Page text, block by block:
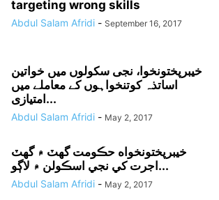
targeting wrong skills
Abdul Salam Afridi - September 16, 2017
خیبرپختونخوا، نجی سکولوں میں خواتین
اساتذہ کوتنخواہوں کے معاملے میں
امتیازی...
Abdul Salam Afridi - May 2, 2017
خيبرپختونخواه حڪومت گهٽ ۾ گهٽ
اجرت کي نجي اسڪولن ۾ لاڳو...
Abdul Salam Afridi - May 2, 2017